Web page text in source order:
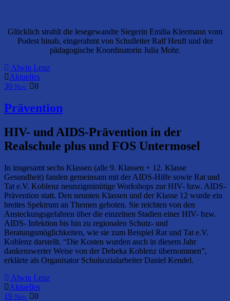
Glücklich strahlt die lesegewandte Siegerin Emilia Kleemann vom
Podest hinab, eingerahmt von Schulleiter Ralf Heuft und der
pädagogische Koordinatorin Julia Mohr.
Alwin Lenz
Aktuelles
30 Nov. 0
Prävention
HIV- und AIDS-Prävention in der
Realschule plus und FOS Untermosel
In insgesamt sechs Klassen (alle 9. Klassen + 12. Klasse
Gesundheit) fanden gemeinsam mit der AIDS-Hilfe sowie Rat und
Tat e.V. Koblenz neunzigminütige Workshops zur HIV- bzw. AIDS-
Prävention statt. Den neunten Klassen und der Klasse 12 wurde ein
breites Spektrum an Themen geboten. Sie reichten von den
Ansteckungsgefahren über die einzelnen Stadien einer HIV- bzw.
AIDS- Infektion bis hin zu regionalen Schutz- und
Beratungsmöglichkeiten, wie sie zum Beispiel Rat und Tat e.V.
Koblenz darstellt. “Die Kosten wurden auch in diesem Jahr
dankenswerter Weise von der Debeka Koblenz übernommen”,
erklärte als Organisator Schulsozialarbeiter Daniel Kendel.
Alwin Lenz
Aktuelles
19 Nov. 0